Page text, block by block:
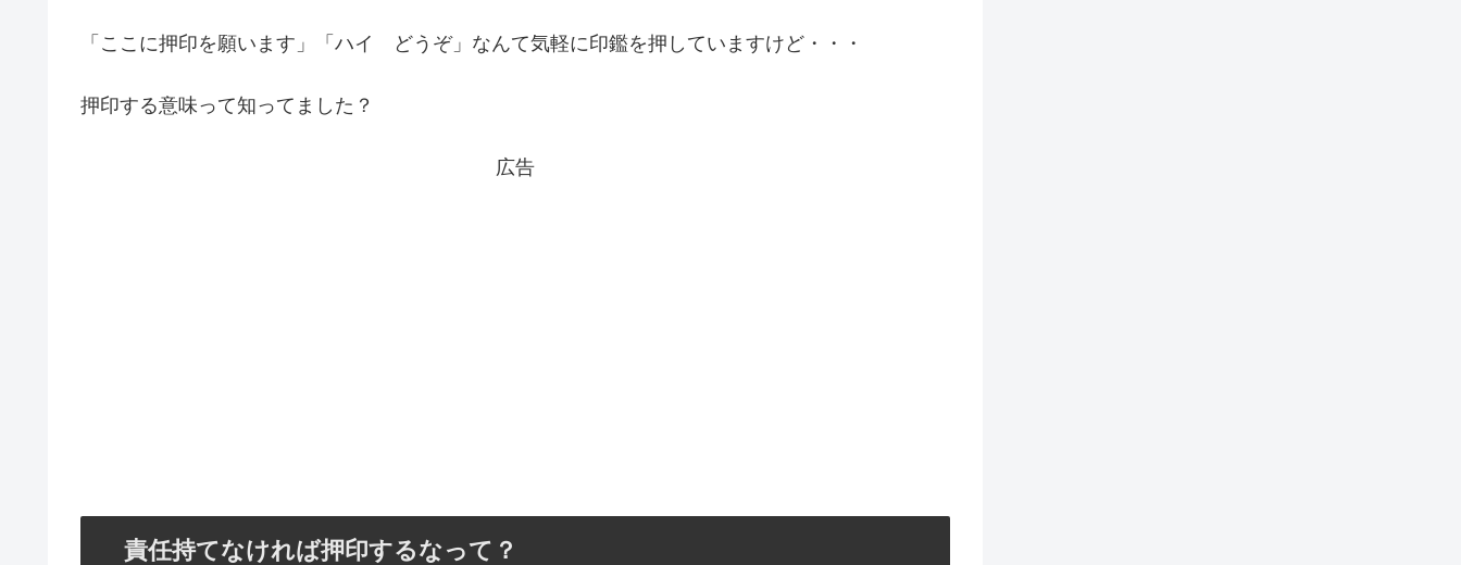
「ここに押印を願います」「ハイ どうぞ」なんて気軽に印鑑を押していますけど・・・
押印する意味って知ってました？
広告
責任持てなければ押印するなって？